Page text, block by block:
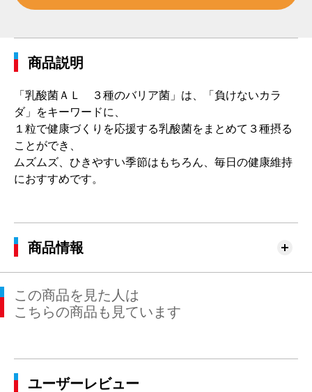
商品説明
「乳酸菌ＡＬ ３種のバリア菌」は、「負けないカラ
ダ」をキーワードに、
１粒で健康づくりを応援する乳酸菌をまとめて３種摂る
ことができ、
ムズムズ、ひきやすい季節はもちろん、毎日の健康維持
におすすめです。
商品情報
この商品を見た人は
こちらの商品も見ています
ユーザーレビュー